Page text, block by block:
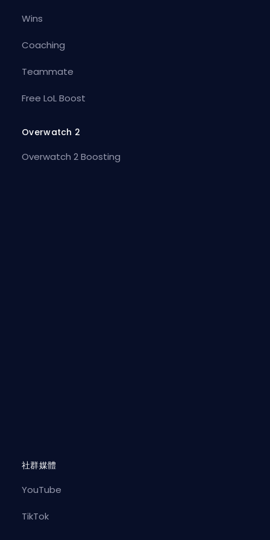
Wins
Coaching
Teammate
Free LoL Boost
Overwatch 2
Overwatch 2 Boosting
社群媒體
YouTube
TikTok